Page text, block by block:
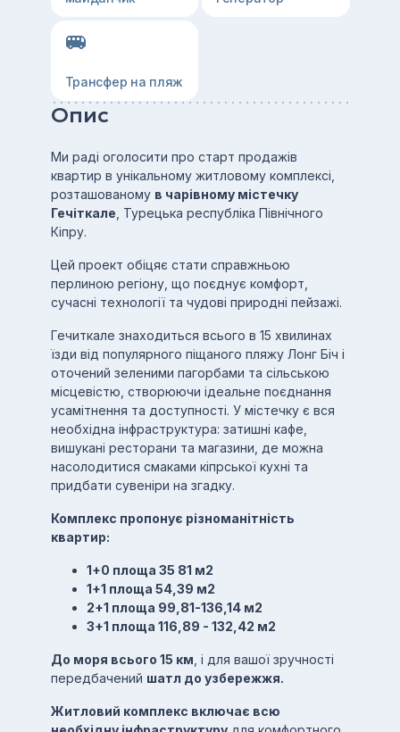
Трансфер на пляж
Опис
Ми раді оголосити про старт продажів
квартир в унікальному житловому комплексі,
розташованому в чарівному містечку
Гечіткале , Турецька республіка Північного
Кіпру.
Цей проект обіцяє стати справжньою
перлиною регіону, що поєднує комфорт,
сучасні технології та чудові природні пейзажі.
Гечиткале знаходиться всього в 15 хвилинах
їзди від популярного піщаного пляжу Лонг Біч і
оточений зеленими пагорбами та сільською
місцевістю, створюючи ідеальне поєднання
усамітнення та доступності. У містечку є вся
необхідна інфраструктура: затишні кафе,
вишукані ресторани та магазини, де можна
насолодитися смаками кіпрської кухні та
придбати сувеніри на згадку.
Комплекс пропонує різноманітність
квартир:
1+0 площа 35 81 м2
1+1 площа 54,39 м2
2+1 площа 99,81-136,14 м2
3+1 площа 116,89 - 132,42 м2
До моря всього 15 км , і для вашої зручності
передбачений шатл до узбережжя.
Житловий комплекс включає всю